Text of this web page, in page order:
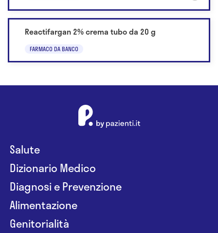
Reactifargan 2% crema tubo da 20 g
FARMACO DA BANCO
Salute
Dizionario Medico
Diagnosi e Prevenzione
Alimentazione
Genitorialità